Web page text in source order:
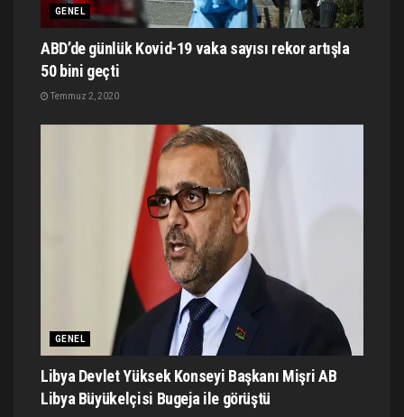
GENEL
ABD’de günlük Kovid-19 vaka sayısı rekor artışla
50 bini geçti
Temmuz 2, 2020
GENEL
Libya Devlet Yüksek Konseyi Başkanı Mişri AB
Libya Büyükelçisi Bugeja ile görüştü